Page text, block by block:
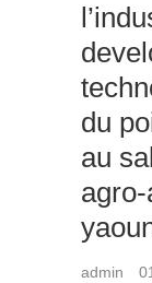
du
au
admin